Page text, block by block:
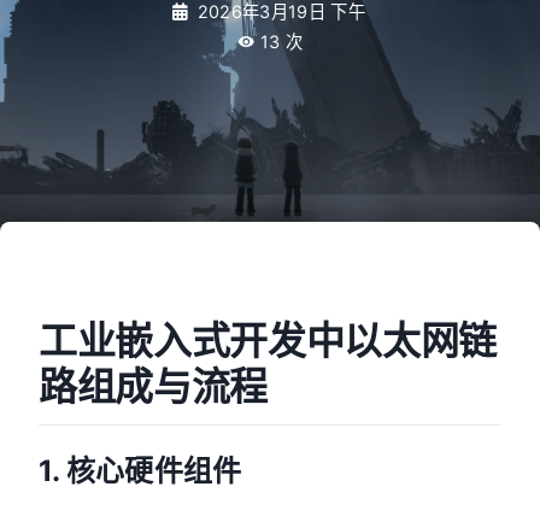
2026年3月19日 下午
13 次
工业嵌入式开发中以太网链
路组成与流程
1. 核心硬件组件